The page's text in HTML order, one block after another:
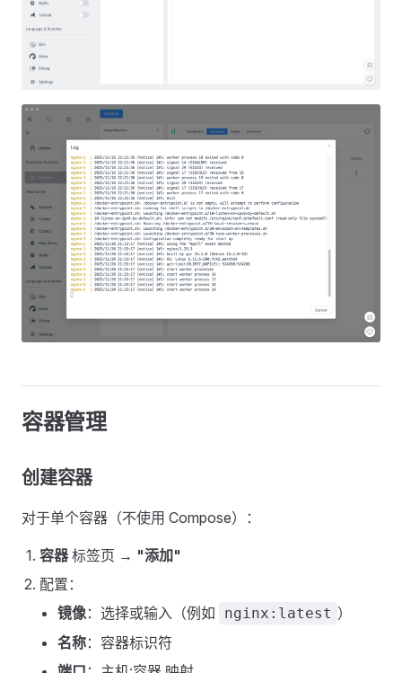
容器管理
创建容器
对于单个容器（不使用 Compose）：
容器标签页 → "添加"
配置：
镜像：选择或输入（例如 nginx:latest ）
名称：容器标识符